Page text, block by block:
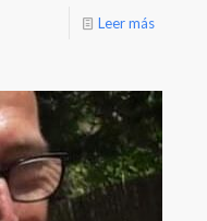
Leer más